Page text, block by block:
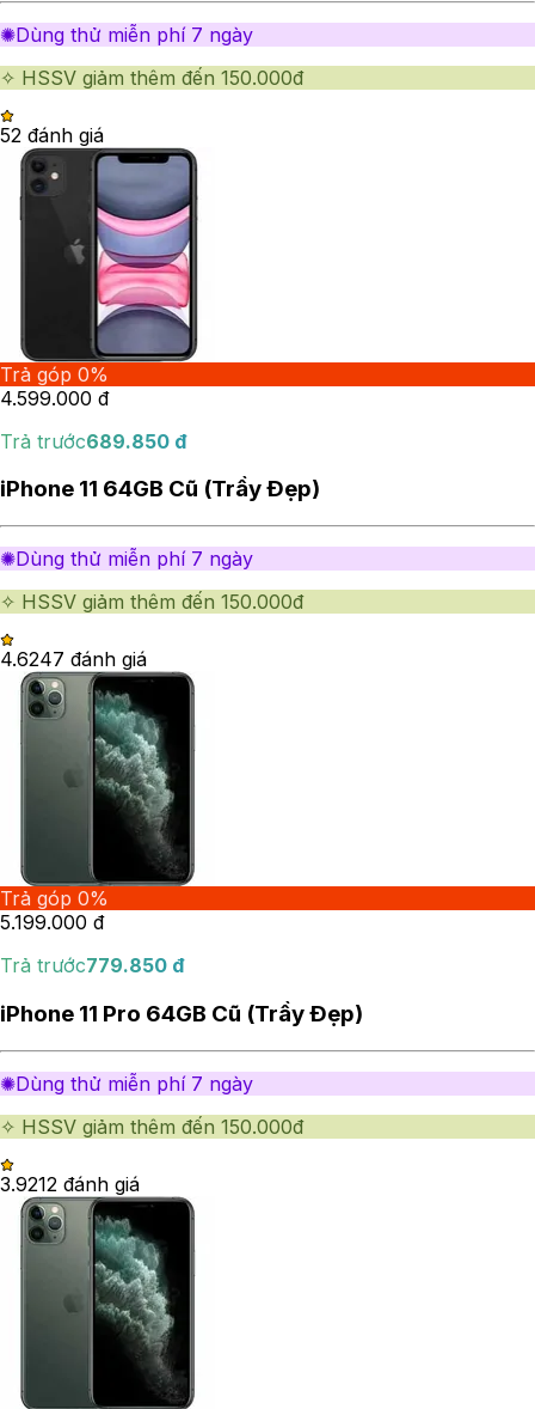
✺Dùng thử miễn phí 7 ngày
✧ HSSV giảm thêm đến 150.000đ
52 đánh giá
Trả góp 0%
4.599.000 đ
Trả trước689.850 đ
iPhone 11 64GB Cũ (Trầy Đẹp)
✺Dùng thử miễn phí 7 ngày
✧ HSSV giảm thêm đến 150.000đ
4.6247 đánh giá
Trả góp 0%
5.199.000 đ
Trả trước779.850 đ
iPhone 11 Pro 64GB Cũ (Trầy Đẹp)
✺Dùng thử miễn phí 7 ngày
✧ HSSV giảm thêm đến 150.000đ
3.9212 đánh giá